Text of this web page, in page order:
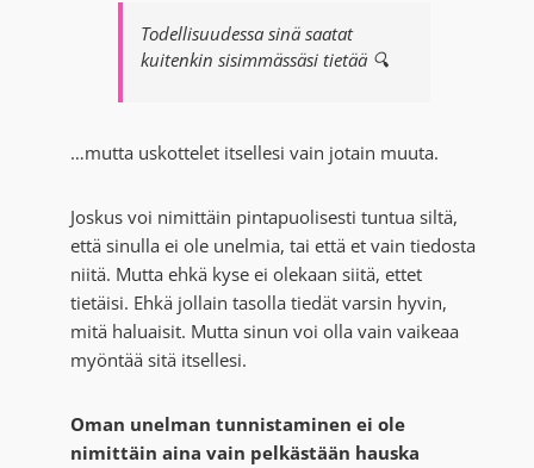
Todellisuudessa sinä saatat
kuitenkin sisimmässäsitietää 🔍
…mutta uskottelet itsellesi vain jotain muuta.
Joskus voi nimittäin pintapuolisesti tuntua siltä,
että sinulla ei ole unelmia, tai että et vain tiedosta
niitä. Mutta ehkä kyse ei olekaan siitä, ettet
tietäisi. Ehkä jollain tasolla tiedät varsin hyvin,
mitä haluaisit. Mutta sinun voi olla vain vaikeaa
myöntää sitä itsellesi.
Oman unelman tunnistaminen ei ole
nimittäin aina vain pelkästään hauska